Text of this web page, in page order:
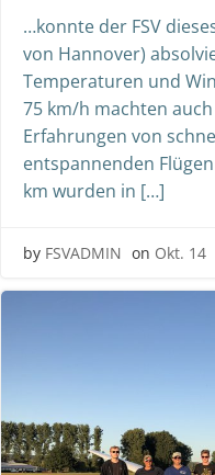
…konnte der FSV
von Hannover)
Temperaturen und
75 km/h machten
Erfahrungen von
entspannenden
km wurden in […]
by FSVADMIN on Okt. 14